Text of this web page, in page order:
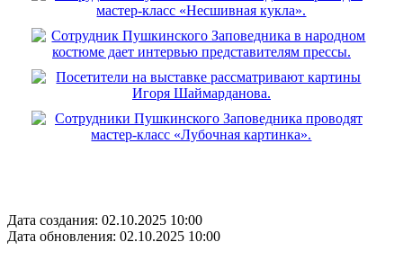
Дата создания: 02.10.2025 10:00
Дата обновления: 02.10.2025 10:00